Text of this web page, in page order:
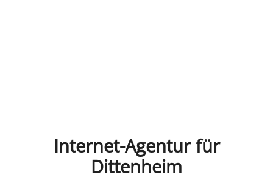
Internet-Agentur für
Dittenheim